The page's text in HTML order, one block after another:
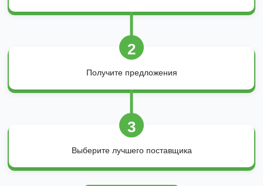
2
Получите предложения
3
Выберите лучшего поставщика